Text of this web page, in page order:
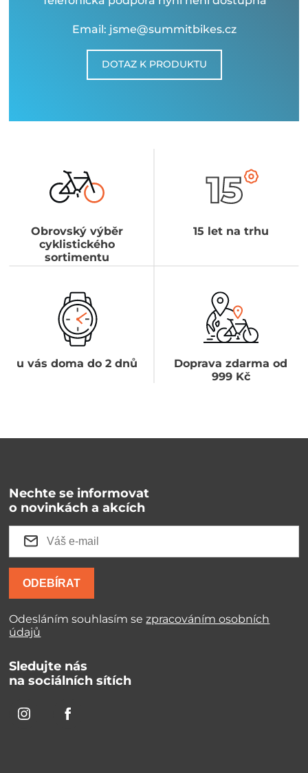
Email: jsme@summitbikes.cz
DOTAZ K PRODUKTU
Obrovský výběr
cyklistického
sortimentu
15 let na trhu
u vás doma do 2 dnů
Doprava zdarma od
999 Kč
Nechte se informovat
o novinkách a akcích
ODEBÍRAT
Odesláním souhlasím sezpracováním osobních
údajů
Sledujte nás
na sociálních sítích